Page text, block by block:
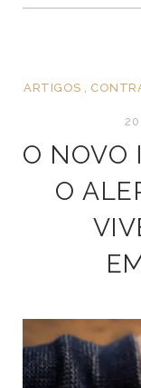
ARTIGOS
O NOVO
O